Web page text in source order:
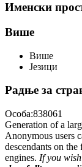
Именски
Више
Више
Језици
Радње за
Особа:838061
Generation of a
Anonymous users
descendants on
engines. If you